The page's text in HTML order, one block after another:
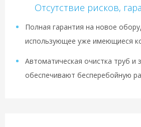
Отсутствие рисков,
Полная гарантия на новое
использующее уже имеющиеся
Автоматическая очистка труб и
обеспечивают бесперебойную